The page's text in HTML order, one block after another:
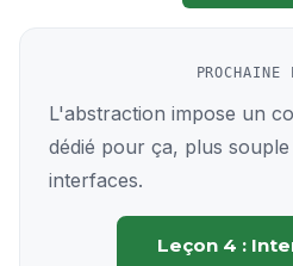
PROCHAINE
L'abstraction impose un
dédié pour ça, plus
interfaces.
Leçon 4 :